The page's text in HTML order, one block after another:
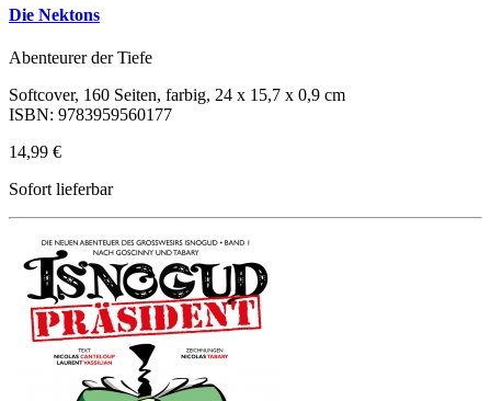
Die Nektons
Abenteurer der Tiefe
Softcover, 160 Seiten, farbig, 24 x 15,7 x 0,9 cm
ISBN: 9783959560177
14,99 €
Sofort lieferbar